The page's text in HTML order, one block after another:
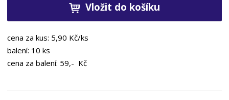
Vložit do košíku
cena za kus: 5,90 Kč/ks
balení: 10 ks
cena za balení: 59,- Kč